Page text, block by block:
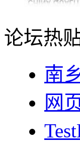
论坛热
南
网